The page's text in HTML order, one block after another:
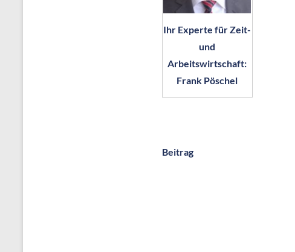
Ihr Experte für Zeit-
und
Arbeitswirtschaft:
Frank Pöschel
Beitrag